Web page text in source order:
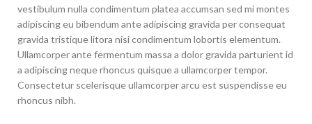
vestibulum nulla condimentum platea accumsan sed mi montes
adipiscing eu bibendum ante adipiscing gravida per consequat
gravida tristique litora nisi condimentum lobortis elementum.
Ullamcorper ante fermentum massa a dolor gravida parturient id
a adipiscing neque rhoncus quisque a ullamcorper tempor.
Consectetur scelerisque ullamcorper arcu est suspendisse eu
rhoncus nibh.